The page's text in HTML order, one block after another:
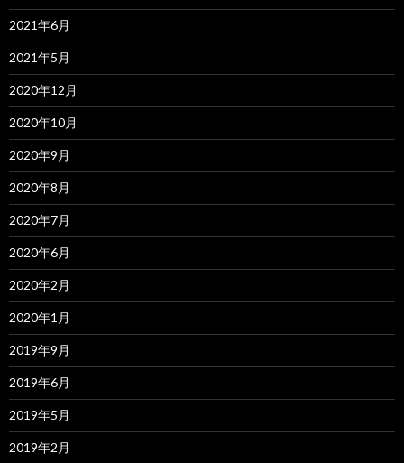
2021年6月
2021年5月
2020年12月
2020年10月
2020年9月
2020年8月
2020年7月
2020年6月
2020年2月
2020年1月
2019年9月
2019年6月
2019年5月
2019年2月